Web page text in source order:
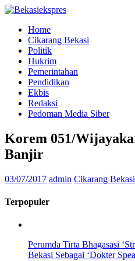
Home
Cikarang Bekasi
Politik
Hukrim
Pemerintahan
Pendidikan
Ekbis
Redaksi
Pedoman Media Siber
Korem 051/
Banjir
03/07/2017 admin Cikarang Bekasi
Terpopuler
Perumda Tirta Bhagasasi
Bekasi Sebagai ‘Dokter